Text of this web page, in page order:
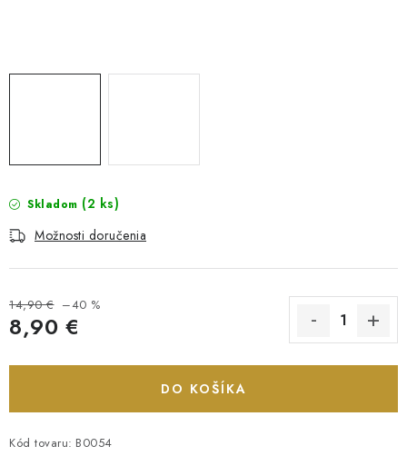
Skladom (2 ks)
Možnosti doručenia
14,90 € –40 %
8,90 €
DO KOŠÍKA
Kód tovaru: B0054